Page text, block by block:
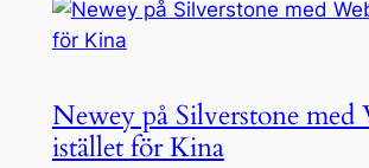
Newey på Silverstone med
istället för Kina